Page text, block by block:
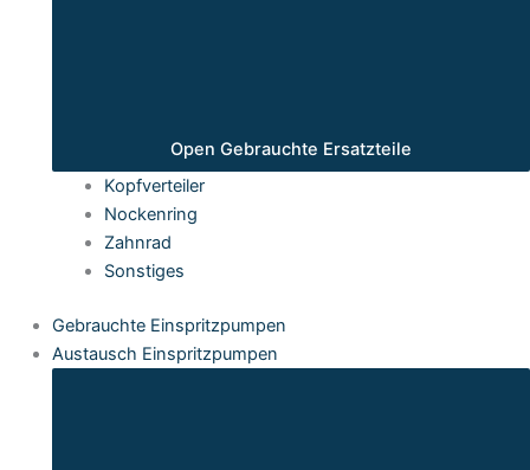
Open Gebrauchte Ersatzteile
Kopfverteiler
Nockenring
Zahnrad
Sonstiges
Gebrauchte Einspritzpumpen
Austausch Einspritzpumpen